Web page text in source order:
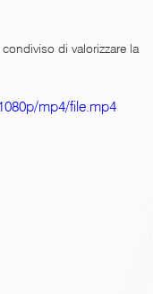
di valorizzare la
mp4/file.mp4